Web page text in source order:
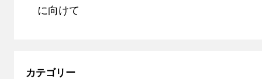
に向けて
カテゴリー